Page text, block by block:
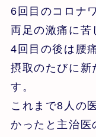
6回目のコロナ
両足の激痛に苦
4回目の後は腰
摂取のたびに新
す。
これまで8人の
かったと主治医